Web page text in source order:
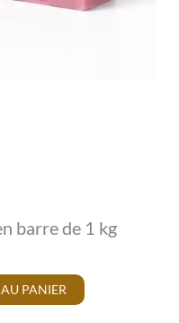
barre de 1 kg
PANIER